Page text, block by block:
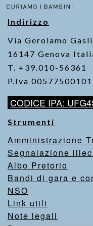
k
Indirizzo
Via Gerolamo
16147 Genova
T. +39.010-56361
P.Iva 00577500101
CODICE IPA:
Strumenti
Amministrazione
Segnalazione
Albo Pretorio
Bandi di gara e
NSO
Link utili
Note legali